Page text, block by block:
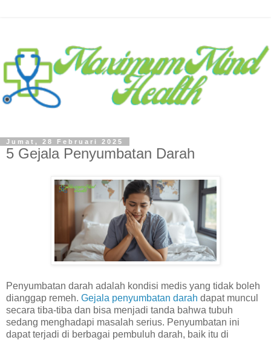
Jumat, 28 Februari 2025
5 Gejala Penyumbatan Darah
Penyumbatan darah adalah kondisi medis yang tidak boleh
dianggap remeh. Gejala penyumbatan darah dapat muncul
secara tiba-tiba dan bisa menjadi tanda bahwa tubuh
sedang menghadapi masalah serius. Penyumbatan ini
dapat terjadi di berbagai pembuluh darah, baik itu di